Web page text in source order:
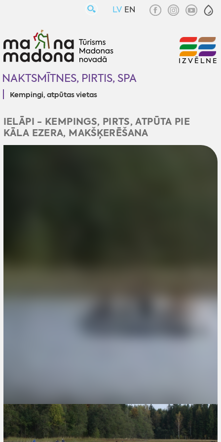
LV EN
NAKTSMĪTNES, PIRTIS, SPA
Kempingi, atpūtas vietas
IZVĒLNE
IELĀPI - KEMPINGS, PIRTS, ATPŪTA PIE
KĀLA EZERA, MAKŠĶERĒŠANA